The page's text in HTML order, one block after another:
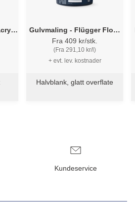
-
Gulvmaling - Flügger Floor
Paint PU - Polyurethan
Fra 409 kr/stk.
(Fra 291,10 kr/l)
+ evt. lev. kostnader
Halvblank, glatt overflate
Kundeservice